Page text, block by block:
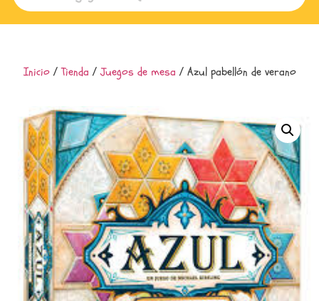
Inicio/Tienda /Juegos de mesa / Azul pabellón de verano